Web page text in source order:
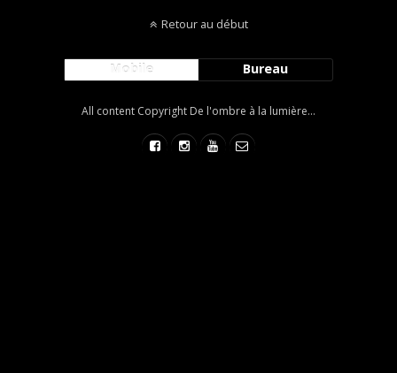
Retour au début
Mobile Bureau
All content Copyright De l'ombre à la lumière...